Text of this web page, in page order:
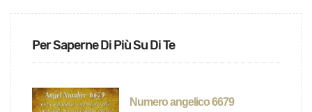
Per Saperne Di Più Su Di Te
Numero angelico 6679